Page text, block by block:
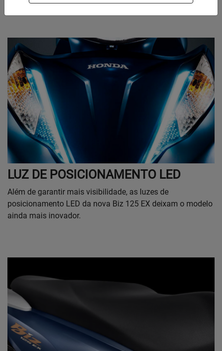
LUZ DE POSICIONAMENTO LED
Além de garantir mais visibilidade, as luzes de
posicionamento LED da nova Biz 125 EX deixam o modelo
ainda mais inovador.